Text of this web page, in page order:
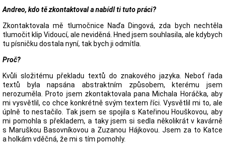
Andreo, kdo tě zkontaktoval a nabídl ti tuto práci?
Zkontaktovala mě tlumočnice Naďa Dingová, zda bych nechtěla
tlumočit klip Vidoucí, ale neviděná. Hned jsem souhlasila, ale kdybych
tu písničku dostala nyní, tak bych ji odmítla.
Proč?
Kvůli složitému překladu textů do znakového jazyka. Neboť řada
textů byla napsána abstraktním způsobem, kterému jsem
nerozuměla. Proto jsem zkontaktovala pana Michala Horáčka, aby
mi vysvětlil, co chce konkrétně svým textem říci. Vysvětlil mi to, ale
úplně to nestačilo. Tak jsem se spojila s Kateřinou Houškovou, aby
mi pomohla s překladem, a taky jsem si sedla několikrát v kavárně
s Maruškou Basovníkovou a Zuzanou Hájkovou. Jsem za to Katce
a holkám vděčná, že mi s tím pomohly.